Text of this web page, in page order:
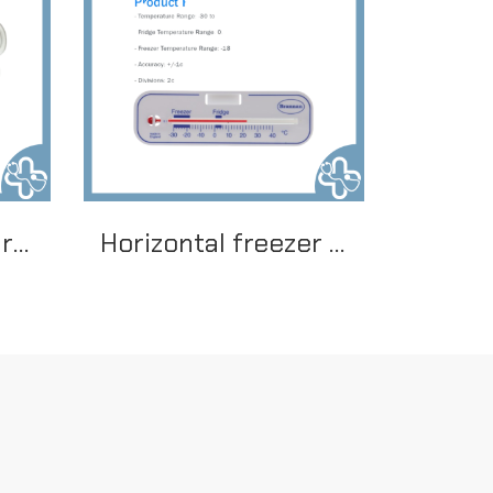
fridge freezer alarm thermometer Horizontal freezer thermometer